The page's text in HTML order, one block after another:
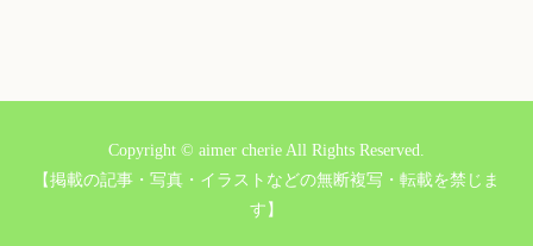
Copyright © aimer cherie All Rights Reserved.
【掲載の記事・写真・イラストなどの無断複写・転載を禁じま
す】